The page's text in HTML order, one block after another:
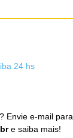
24 hs
Envie e-mail para
e saiba mais!